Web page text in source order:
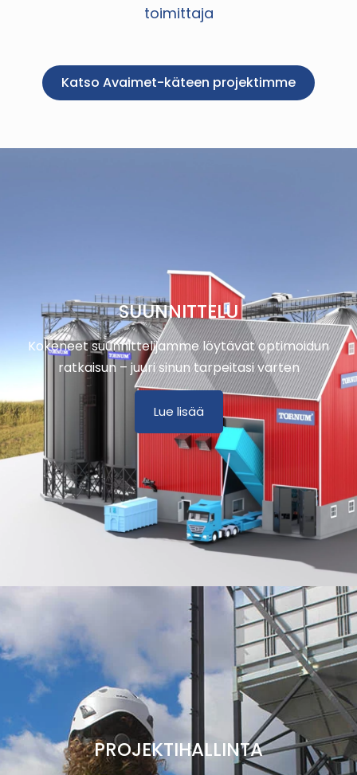
toimittaja
Katso Avaimet-käteen projektimme
SUUNNITTELU
Kokeneet suunnittelijamme löytävät optimoidun
ratkaisun – juuri sinun tarpeitasi varten
Lue lisää
PROJEKTIHALLINTA